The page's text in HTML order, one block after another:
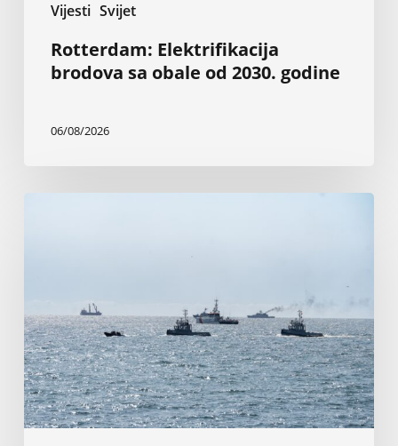
Vijesti Svijet
Rotterdam: Elektrifikacija
brodova sa obale od 2030. godine
06/08/2026
žitaricama,
ugljem
i
željeznom
rudom